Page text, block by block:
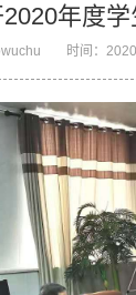
年度
时间：